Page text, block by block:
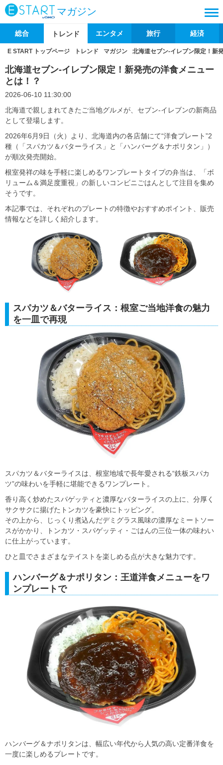
マガジン
総合 トレンド エンタメ 旅行 経済
E START トップページ トレンド マガジン 北海道セブン‐イレブン限定！新
北海道セブン‐イレブン限定！新発売の洋食メニュー
とは！？
2026-06-10 11:30:00
北海道で親しまれてきたご当地グルメが、セブン‐イレブンの新商品
として登場します。
2026年6月9日（火）より、北海道内の各店舗にて“洋食プレート”2
種（「スパカツ＆バターライス」と「ハンバーグ＆ナポリタン」）
が順次発売開始。
根室発祥の味を手軽に楽しめるワンプレートタイプの弁当は、「ボ
リューム＆満足度重視」の新しいコンビニごはんとして注目を集め
そうです。
本記事では、それぞれのプレートの特徴やおすすめポイント、販売
情報などを詳しく紹介します。
スパカツ＆バターライス：根室ご当地洋食の魅力
を一皿で再現
スパカツ＆バターライスは、根室地域で長年愛される“鉄板スパカ
ツ”の味わいを手軽に堪能できるワンプレート。
香り高く炒めたスパゲッティと濃厚なバターライスの上に、分厚く
サクサクに揚げたトンカツを豪快にトッピング。
その上から、じっくり煮込んだデミグラス風味の濃厚なミートソー
スがかかり、トンカツ・スパゲッティ・ごはんの三位一体の味わい
に仕上がっています。
ひと皿でさまざまなテイストを楽しめる点が大きな魅力です。
ハンバーグ＆ナポリタン：王道洋食メニューをワ
ンプレートで
ハンバーグ＆ナポリタンは、幅広い年代から人気の高い定番洋食を
一度に楽しめるプレートです。